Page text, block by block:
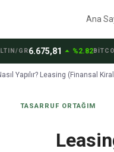
Ana
6.675,81arrow_drop_up%2.82 BİTCOİN
Yapılır? Leasing (Finansal
TASARRUF ORTAĞIM